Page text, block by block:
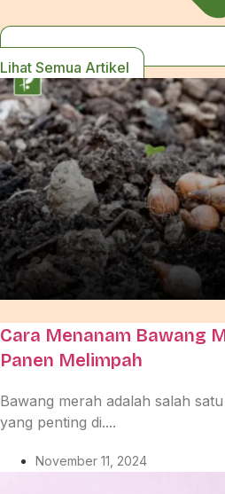
Lihat Semua Artikel
Cara Menanam Bawang
Panen Melimpah
Bawang merah adalah salah
yang penting di....
November 11, 2024